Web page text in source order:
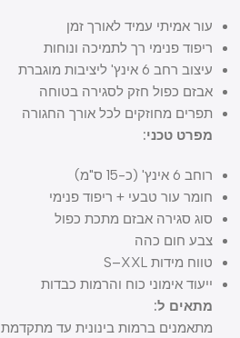
עור אמיתי עמיד לאורך זמן
ריפוד פנימי רך לתמיכה ונוחות
עיצוב רחב 6 אינץ' ליציבות מוגברת
אבזם כפול חזק לסגירה בטוחה
תפרים מחוזקים לכל אורך החגורה
מפרט טכני:
רוחב 6 אינץ' (כ-15 ס"מ)
חומר עור טבעי + ריפוד פנימי
סוג סגירה אבזם מתכת כפול
צבע חום כהה
טווח מידות S–XXL
ייעוד אימוני כוח והרמות כבדות
מתאים ל:
מתאמנים ברמות בינונית עד מתקדמת